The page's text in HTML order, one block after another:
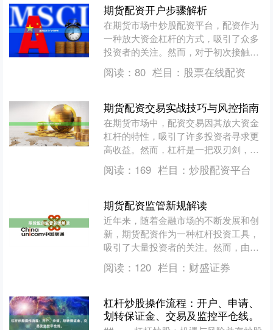
期货配资开户步骤解析
在期货市场中炒股配资平台，配资作为
一种放大资金杠杆的方式，吸引了众多
投资者的关注。然而，对于初次接触期
货配资的朋友来说，开户流程往往显得
复杂且陌生。本文将详细解....
阅读： 80 栏目： 股票在线配资
期货配资交易实战技巧与风控指南
在期货市场中，配资交易因其放大资金
杠杆的特性，吸引了许多投资者寻求更
高收益。然而，杠杆是一把双刃剑，既
能放大盈利炒股配资平台，也能加速亏
损。本文将为您梳理期货配....
阅读： 169 栏目： 炒股配资平台
期货配资监管新规解读
近年来，随着金融市场的不断发展和创
新，期货配资作为一种杠杆投资工具，
吸引了大量投资者的关注。然而，由于
缺乏有效监管，配资市场乱象频发，风
险事件层出不穷。为规范市....
阅读： 120 栏目： 财盛证券
杠杆炒股操作流程：开户、申请、
划转保证金、交易及监控平仓线。